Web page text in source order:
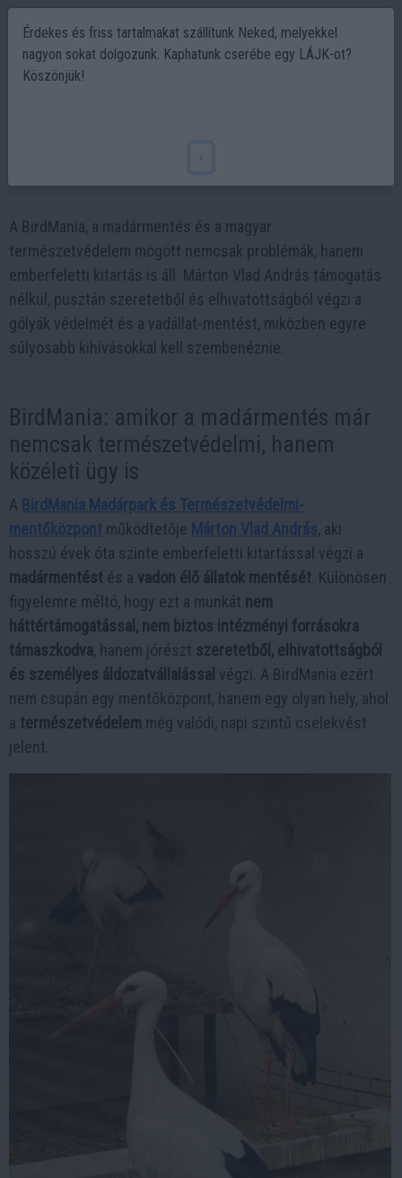
A BirdMania, a madármentés és a magyar
természetvédelem mögött nemcsak problémák, hanem
emberfeletti kitartás is áll. Márton Vlad András támogatás
nélkül, pusztán szeretetből és elhivatottságból végzi a
gólyák védelmét és a vadállat-mentést, miközben egyre
súlyosabb kihívásokkal kell szembenéznie.
BirdMania: amikor a madármentés már
nemcsak természetvédelmi, hanem
közéleti ügy is
A BirdMania Madárpark és Természetvédelmi-
mentőközpont működtetője Márton Vlad András, aki
hosszú évek óta szinte emberfeletti kitartással végzi a
madármentést és a vadon élő állatok mentését . Különösen
figyelemre méltó, hogy ezt a munkát nem
háttértámogatással, nem biztos intézményi forrásokra
támaszkodva, hanem jórészt szeretetből, elhivatottságból
és személyes áldozatvállalással végzi. A BirdMania ezért
nem csupán egy mentőközpont, hanem egy olyan hely, ahol
a természetvédelem még valódi, napi szintű cselekvést
jelent.
Érdekes és friss tartalmakat szállítunk Neked, melyekkel
nagyon sokat dolgozunk. Kaphatunk cserébe egy LÁJK-ot?
Köszönjük!